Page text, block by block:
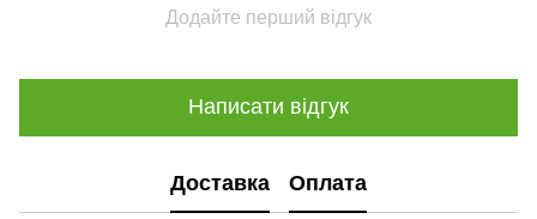
Додайте перший відгук
Написати відгук
Доставка Оплата